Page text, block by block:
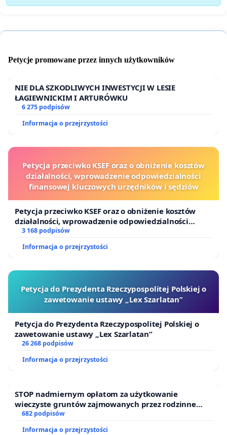
Petycje promowane przez innych użytkowników
NIE DLA SZKODLIWYCH INWESTYCJI W LESIE
ŁAGIEWNICKIM I ARTURÓWKU
6 275 podpisów
Informacja o przejrzystości
Petycja przeciwko KSEF oraz o obniżenie kosztów
działalności, wprowadzenie odpowiedzialności
finansowej kluczowych urzędników i sędziów
Petycja przeciwko KSEF oraz o obniżenie kosztów
działalności, wprowadzenie odpowiedzialności
finansowej kluczowych urzędników i sędziów
3 168 podpisów
Informacja o przejrzystości
Petycja do Prezydenta Rzeczypospolitej Polskiej o
zawetowanie ustawy „Lex Szarlatan”
Petycja do Prezydenta Rzeczypospolitej Polskiej o
zawetowanie ustawy „Lex Szarlatan”
26 268 podpisów
Informacja o przejrzystości
STOP nadmiernym opłatom za użytkowanie
wieczyste gruntów zajmowanych przez rodzinne
ogrody działkowe.
682 podpisów
Informacja o przejrzystości